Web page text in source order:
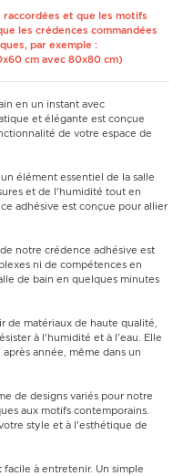
et que les motifs
les crédences commandées
par exemple :
cm avec 80x80 cm)
en un instant avec
et élégante est conçue
de votre espace de
élément essentiel de la salle
et de l'humidité tout en
adhésive est conçue pour allier
notre crédence adhésive est
ni de compétences en
de bain en quelques minutes
de matériaux de haute qualité,
à l'humidité et à l'eau. Elle
année, même dans un
de designs variés pour notre
aux motifs contemporains.
style et à l'esthétique de
facile à entretenir. Un simple